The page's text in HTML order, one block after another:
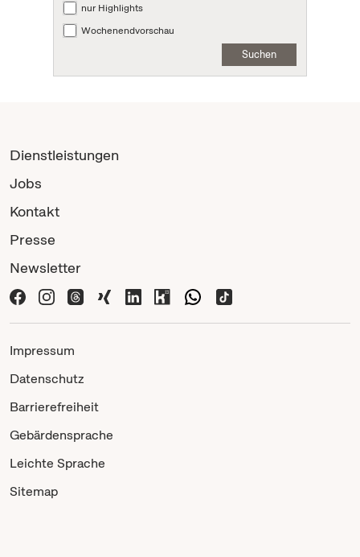
nur Highlights
Wochenendvorschau
Suchen
Dienstleistungen
Jobs
Kontakt
Presse
Newsletter
Impressum
Datenschutz
Barrierefreiheit
Gebärdensprache
Leichte Sprache
Sitemap